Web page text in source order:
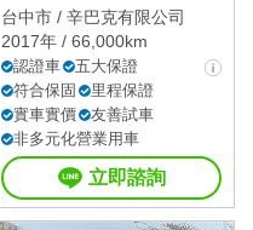
台中市 / 辛巴克有限公司
2017年 / 66,000km
認證車
五大保證
符合保固
里程保證
實車實價
友善試車
非多元化營業用車
立即諮詢